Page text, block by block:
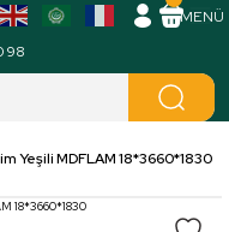
98
Yeşili MDFLAM 18*3660*1830